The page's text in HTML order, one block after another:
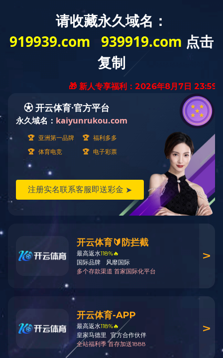
爱游戏(中国)
一站式服务平
2011年6月我司党委被中共湖南省委
2020-03-17 16:34:53